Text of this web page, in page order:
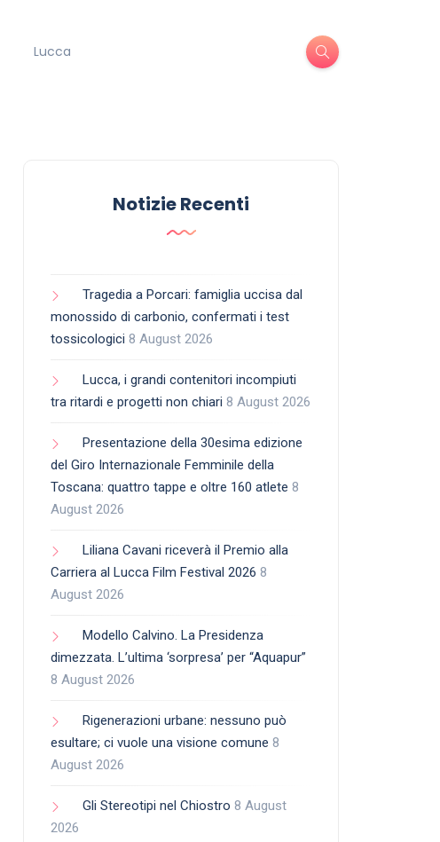
Lucca
Notizie Recenti
Tragedia a Porcari: famiglia uccisa dal
monossido di carbonio, confermati i test
tossicologici 8 August 2026
Lucca, i grandi contenitori incompiuti
tra ritardi e progetti non chiari 8 August 2026
Presentazione della 30esima edizione
del Giro Internazionale Femminile della
Toscana: quattro tappe e oltre 160 atlete 8
August 2026
Liliana Cavani riceverà il Premio alla
Carriera al Lucca Film Festival 2026 8
August 2026
Modello Calvino. La Presidenza
dimezzata. L’ultima ‘sorpresa’ per “Aquapur”
8 August 2026
Rigenerazioni urbane: nessuno può
esultare; ci vuole una visione comune 8
August 2026
Gli Stereotipi nel Chiostro 8 August
2026